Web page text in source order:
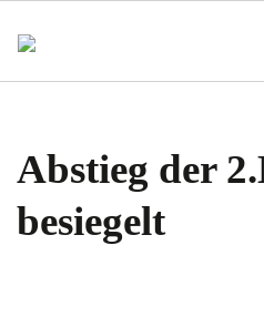
Abstieg der
besiegelt